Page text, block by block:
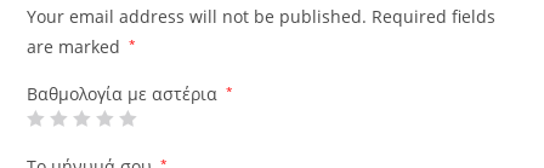
Your email address will not be published. Required fields
are marked
*
Βαθμολογία με αστέρια *
*